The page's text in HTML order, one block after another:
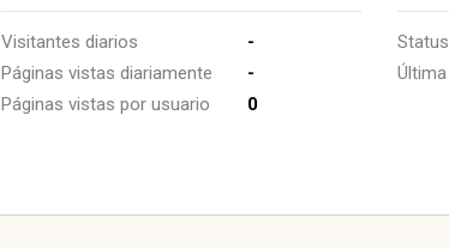
Visitantes diarios
-
Páginas vistas diariamente
-
Páginas vistas por usuario
0
Status